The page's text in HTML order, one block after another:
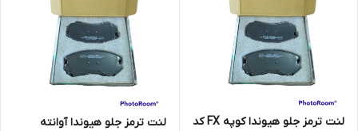
لنت ترمز جلو هیوندا کوپه FX کد
لنت ترمز جلو هیوندا آوانته